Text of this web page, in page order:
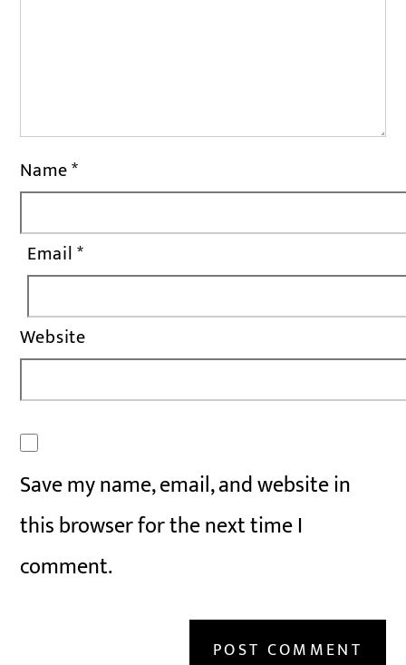
Name*
Email*
Website
Save my name, email, and website in
this browser for the next time I
comment.